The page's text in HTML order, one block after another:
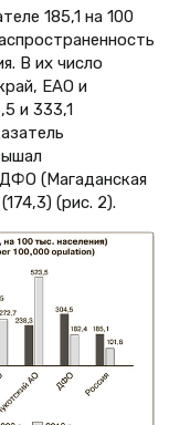
185,1 на 100
В их число
ЕАО и
и 333,1
(Магаданская
(рис. 2).